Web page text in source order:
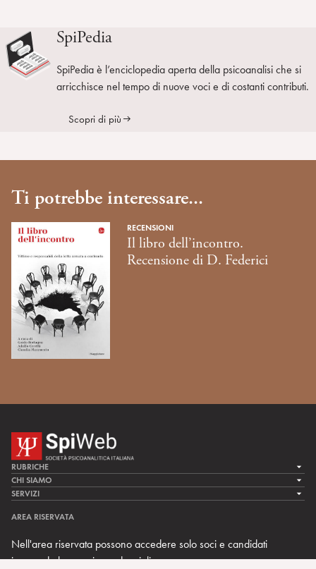
SpiPedia
SpiPedia è l’enciclopedia aperta della psicoanalisi che si
arricchisce nel tempo di nuove voci e di costanti contributi.
Scopri di più
Ti potrebbe interessare...
RECENSIONI
Il libro dell’incontro.
Recensione di D. Federici
RUBRICHE
LA CURA
LA RICERCA
MULTIMEDIA
CHI SIAMO
LA SPI
TEAM DI SPIWEB
CONTATTI
SERVIZI
AREA RISERVATA
Nell'area riservata possono accedere solo soci e candidati
inserendo le proprie credenziali.